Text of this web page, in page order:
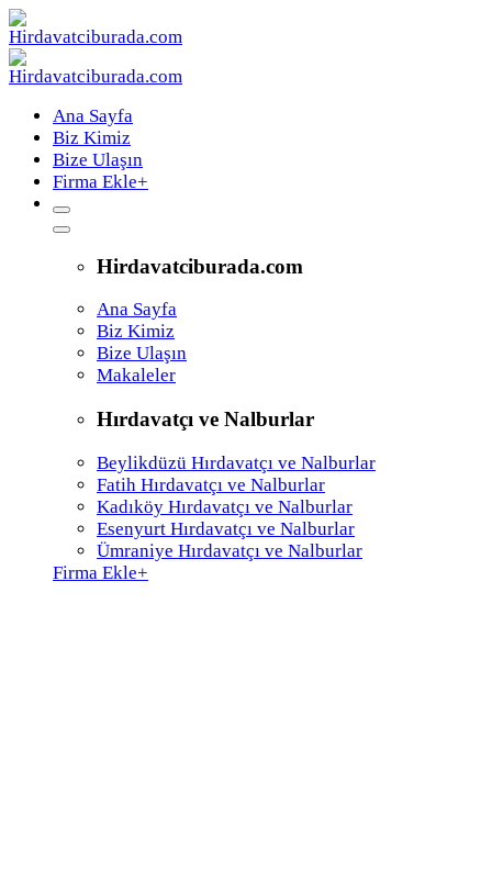
Ana Sayfa
Biz Kimiz
Bize Ulaşın
Firma Ekle+
Hirdavatciburada.com
Ana Sayfa
Biz Kimiz
Bize Ulaşın
Makaleler
Hırdavatçı ve Nalburlar
Beylikdüzü Hırdavatçı ve Nalburlar
Fatih Hırdavatçı ve Nalburlar
Kadıköy Hırdavatçı ve Nalburlar
Esenyurt Hırdavatçı ve Nalburlar
Ümraniye Hırdavatçı ve Nalburlar
Firma Ekle+